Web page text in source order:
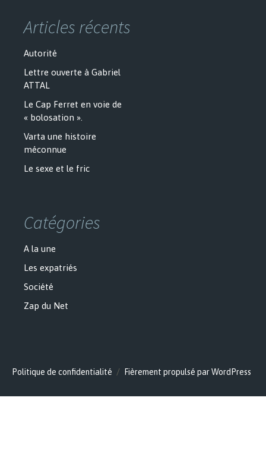
Articles récents
Autorité
Lettre ouverte à Gabriel
ATTAL
Le Cap Ferret en voie de
« bolosation ».
Varta une histoire
méconnue
Le sexe et le fric
Catégories
A la une
Les expatriés
Société
Zap du Net
Politique de confidentialité Fièrement propulsé par WordPress